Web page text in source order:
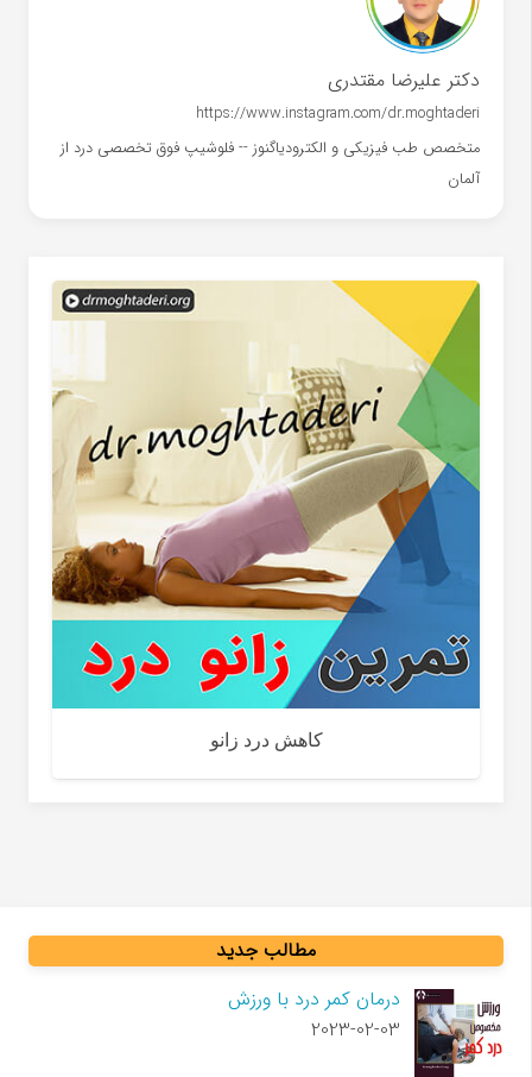
دکتر علیرضا مقتدری
https://www.instagram.com/dr.moghtaderi
متخصص طب فیزیکی و الکترودیاگنوز -- فلوشیپ فوق تخصصی درد از
آلمان
بیماری فیبرومیالژیا
مطالب جدید
درمان کمر درد با ورزش
2023-02-03